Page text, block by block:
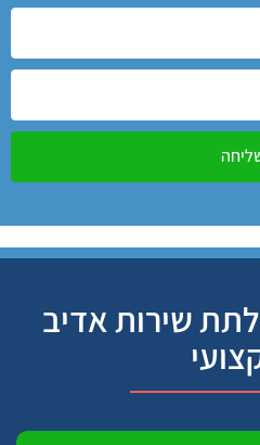
שירות אדיב